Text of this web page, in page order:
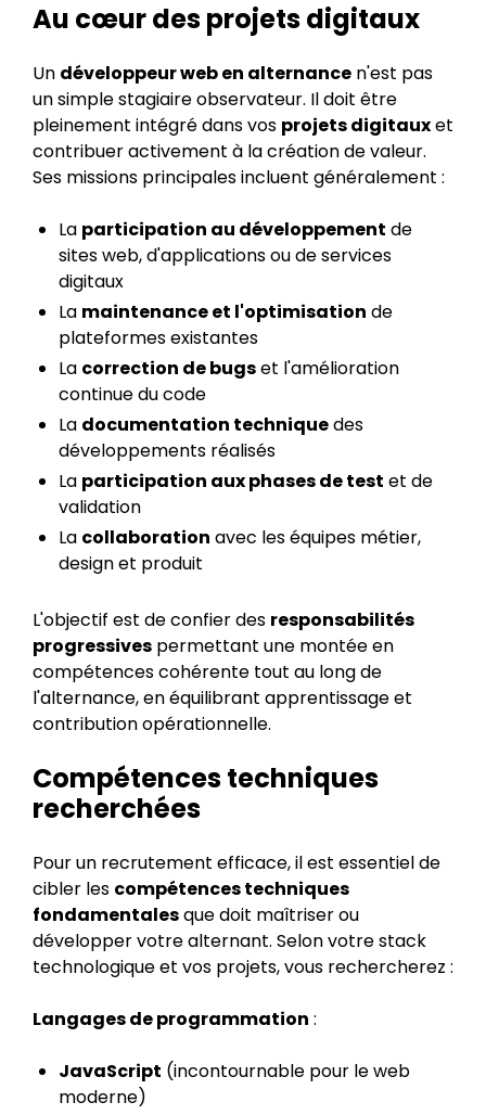
Au cœur des projets digitaux
Un développeur web en alternance n'est pas
un simple stagiaire observateur. Il doit être
pleinement intégré dans vos projets digitauxet
contribuer activement à la création de valeur.
Ses missions principales incluent généralement :
La participation au développement de
sites web, d'applications ou de services
digitaux
La maintenance et l'optimisation de
plateformes existantes
La correction de bugset l'amélioration
continue du code
La documentation techniquedes
développements réalisés
La participation aux phases de test et de
validation
La collaboration avec les équipes métier,
design et produit
L'objectif est de confier des responsabilités
progressives permettant une montée en
compétences cohérente tout au long de
l'alternance, en équilibrant apprentissage et
contribution opérationnelle.
Compétences techniques
recherchées
Pour un recrutement efficace, il est essentiel de
cibler les compétences techniques
fondamentalesque doit maîtriser ou
développer votre alternant. Selon votre stack
technologique et vos projets, vous rechercherez :
Langages de programmation :
JavaScript (incontournable pour le web
moderne)